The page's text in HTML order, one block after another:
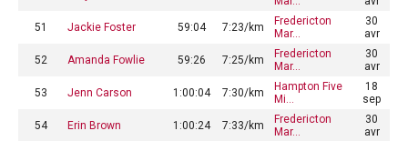
51 Jackie Foster 59:04 7:23/km
Fredericton
Mar…
30
avr
52 Amanda Fowlie 59:26 7:25/km
Fredericton
Mar…
30
avr
53 Jenn Carson 1:00:04 7:30/km
Hampton Five
Mi…
18
sep
54 Erin Brown 1:00:24 7:33/km
Fredericton
Mar…
30
avr